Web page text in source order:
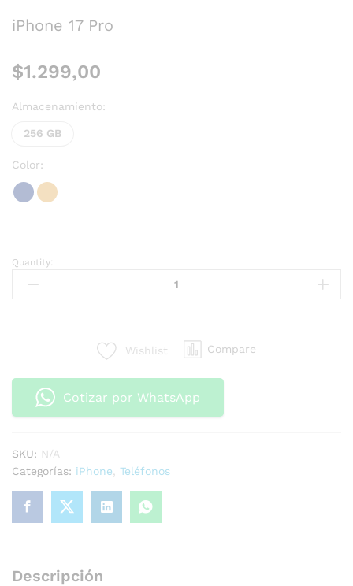
iPhone 17 Pro
$1.299,00
Almacenamiento:
256 GB
Color:
Quantity:
Wishlist Compare
Cotizar por WhatsApp
SKU: N/A
Categorías: iPhone Teléfonos
Descripción